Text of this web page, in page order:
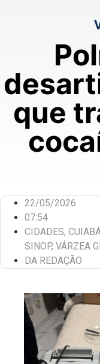
que
22/05/2026
07:54
CIDADES,
SINOP, VÁRZEA
DA REDAÇÃO